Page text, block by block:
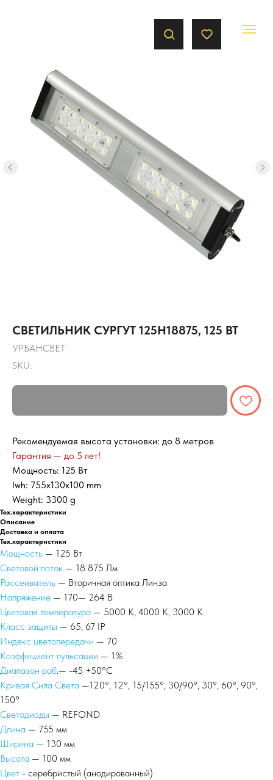
СВЕТИЛЬНИК СУРГУТ 125Н18875, 125 ВТ
УРБАНСВЕТ
SKU:
Рекомендуемая высота установки: до 8 метров
Гарантия — до 5 лет!
Мощность: 125 Вт
lwh: 755x130x100 mm
Weight: 3300 g
Тех.характеристики
Описание
Доставка и оплата
Тех.характеристики
Мощность — 125 Вт
Световой поток — 18 875 Лм
Рассеиватель — Вторичная оптика Линза
Напряжение — 170— 264 В
Цветовая температура — 5000 К, 4000 К, 3000 К
Класс защиты — 65, 67 IP
Индекс цветопередачи — 70
Коэффициент пульсации — 1%
Диапазон раб.— -45 +50°С
Кривая Сила Света —120°, 12°, 15/155°, 30/90°, 30°, 60°, 90°,
150°
Светодиоды — REFOND
Длина — 755 мм
Ширина — 130 мм
Высота — 100 мм
Цвет - серебристый (анодированный)